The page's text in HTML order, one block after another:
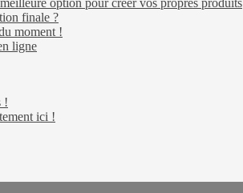
option pour créer vos propres produits
finale ?
moment !
ligne
!
ici !